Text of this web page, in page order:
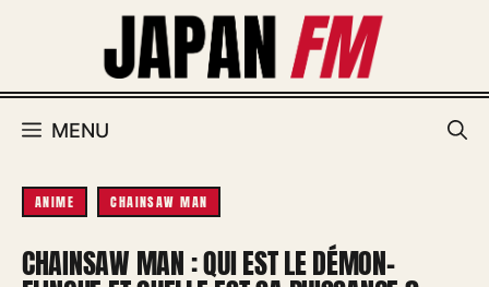
MENU
ANIME CHAINSAW MAN
CHAINSAW MAN : QUI EST LE DÉMON-